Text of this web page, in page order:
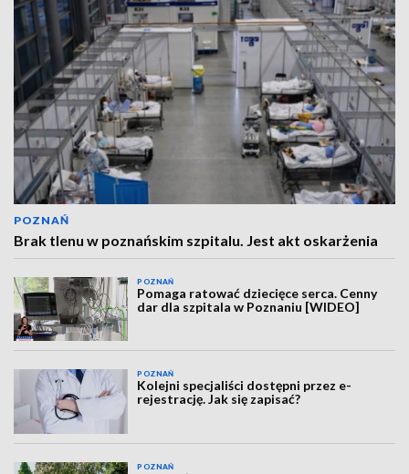
POZNAŃ
Brak tlenu w poznańskim szpitalu. Jest akt oskarżenia
POZNAŃ
Pomaga ratować dziecięce serca. Cenny
dar dla szpitala w Poznaniu [WIDEO]
POZNAŃ
Kolejni specjaliści dostępni przez e-
rejestrację. Jak się zapisać?
POZNAŃ